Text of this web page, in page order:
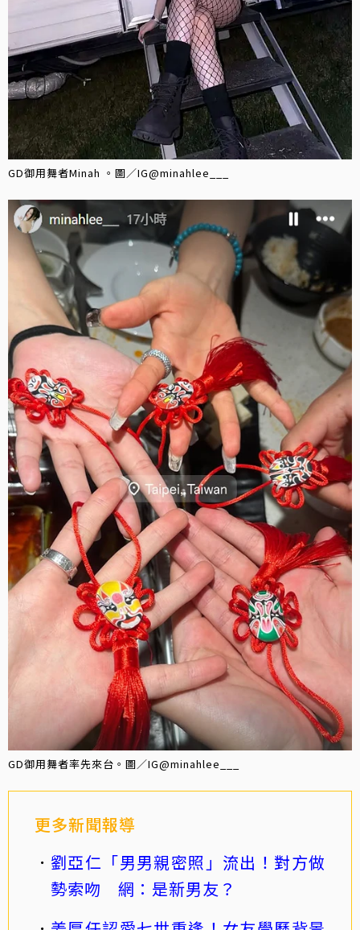
GD御用舞者Minah 。圖／IG@minahlee___
GD御用舞者率先來台。圖／IG@minahlee___
更多新聞報導
劉亞仁「男男親密照」流出！對方做
勢索吻 網：是新男友？